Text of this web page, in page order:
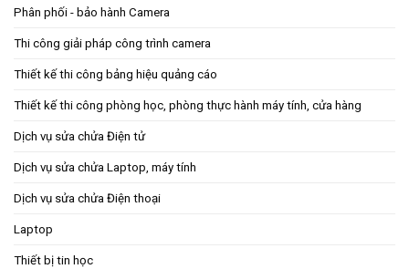
Phân phối - bảo hành Camera
Thi công giải pháp công trình camera
Thiết kế thi công bảng hiệu quảng cáo
Thiết kế thi công phòng học, phòng thực hành máy tính, cửa hàng
Dịch vụ sửa chửa Điện tử
Dịch vụ sửa chửa Laptop, máy tính
Dịch vụ sửa chửa Điện thoại
Laptop
Thiết bị tin học